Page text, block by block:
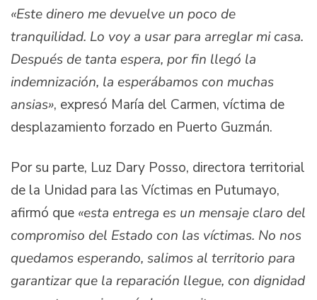
«Este dinero me devuelve un poco de
tranquilidad. Lo voy a usar para arreglar mi casa.
Después de tanta espera, por fin llegó la
indemnización, la esperábamos con muchas
ansias», expresó María del Carmen, víctima de
desplazamiento forzado en Puerto Guzmán.
Por su parte, Luz Dary Posso, directora territorial
de la Unidad para las Víctimas en Putumayo,
afirmó que «esta entrega es un mensaje claro del
compromiso del Estado con las víctimas. No nos
quedamos esperando, salimos al territorio para
garantizar que la reparación llegue, con dignidad